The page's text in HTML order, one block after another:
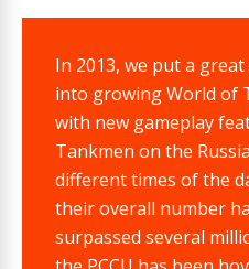
In 2013, we put a
into growing World of
with new gameplay
Tankmen on the
different times of the
their overall number
surpassed several